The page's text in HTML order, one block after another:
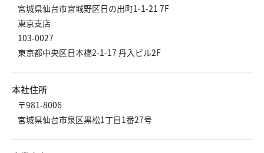
宮城県仙台市宮城野区日の出町1-1-21 7F
東京支店
103-0027
東京都中央区日本橋2-1-17 丹入ビル2F
本社住所
〒981-8006
宮城県仙台市泉区黒松1丁目1番27号